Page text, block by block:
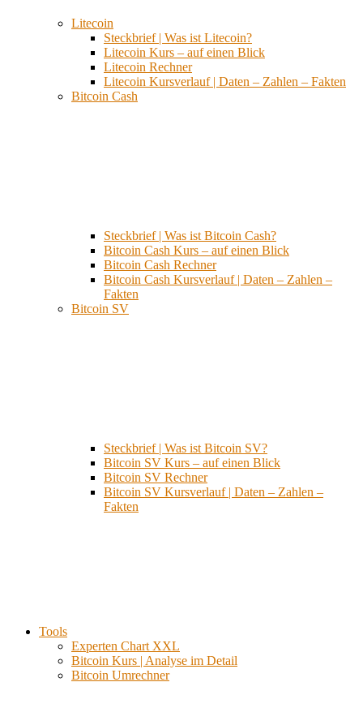
Litecoin
Steckbrief | Was ist Litecoin?
Litecoin Kurs – auf einen Blick
Litecoin Rechner
Litecoin Kursverlauf | Daten – Zahlen – Fakten
Bitcoin Cash
Steckbrief | Was ist Bitcoin Cash?
Bitcoin Cash Kurs – auf einen Blick
Bitcoin Cash Rechner
Bitcoin Cash Kursverlauf | Daten – Zahlen –
Fakten
Bitcoin SV
Steckbrief | Was ist Bitcoin SV?
Bitcoin SV Kurs – auf einen Blick
Bitcoin SV Rechner
Bitcoin SV Kursverlauf | Daten – Zahlen –
Fakten
Tools
Experten Chart XXL
Bitcoin Kurs | Analyse im Detail
Bitcoin Umrechner